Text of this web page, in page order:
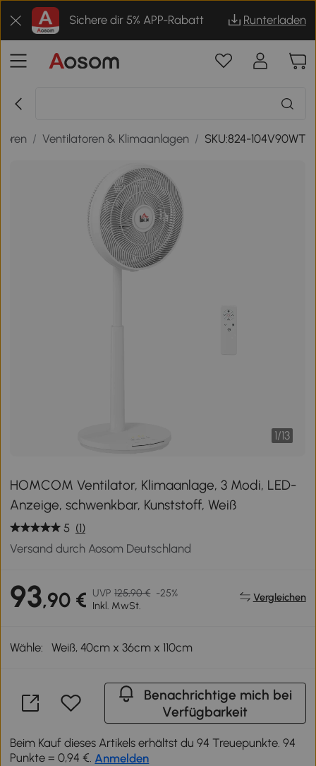
Sichere dir 5% APP-Rabatt Runterladen
/ Ventilatoren & Klimaanlagen / SKU:824-104V90WT
1/13
HOMCOM Ventilator, Klimaanlage, 3 Modi, LED-
Anzeige, schwenkbar, Kunststoff, Weiß
5 (1)
Versand durch Aosom Deutschland
93,90 € UVP 125,90 € -25%
Inkl. MwSt.
Vergleichen
Wähle: Weiß, 40cm x 36cm x 110cm
Benachrichtige mich bei
Verfügbarkeit
Beim Kauf dieses Artikels erhältst du 94 Treuepunkte. 94
Punkte = 0,94 €. Anmelden